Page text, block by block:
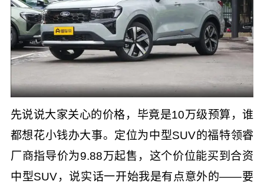
先说说大家关心的价格，毕竟是10万级预算，谁
都想花小钱办大事。定位为中型SUV的福特领睿
厂商指导价为9.88万起售，这个价位能买到合资
中型SUV，说实话一开始我是有点意外的——要